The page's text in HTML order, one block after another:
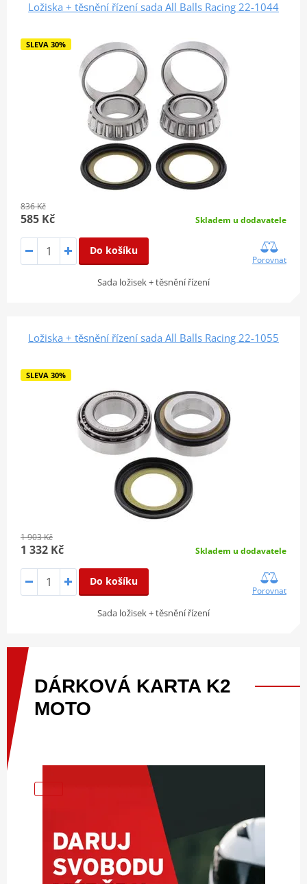
Ložiska + těsnění řízení sada All Balls Racing 22-1044
SLEVA 30%
836 Kč
585 Kč Skladem u dodavatele
Do košíku
Porovnat
Sada ložisek + těsnění řízení
Ložiska + těsnění řízení sada All Balls Racing 22-1055
SLEVA 30%
1 903 Kč
1 332 Kč Skladem u dodavatele
Do košíku
Porovnat
Sada ložisek + těsnění řízení
DÁRKOVÁ KARTA K2
MOTO